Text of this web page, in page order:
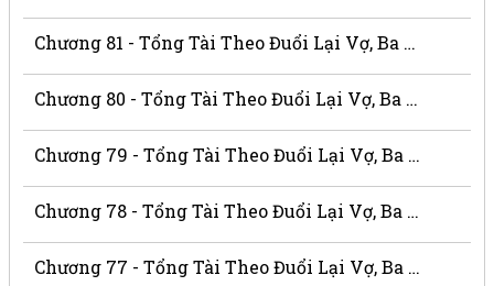
Chương 81 - Tổng Tài Theo Đuổi Lại Vợ, Ba Thật Là Xấu Xa
Chương 80 - Tổng Tài Theo Đuổi Lại Vợ, Ba Thật Là Xấu Xa
Chương 79 - Tổng Tài Theo Đuổi Lại Vợ, Ba Thật Là Xấu Xa
Chương 78 - Tổng Tài Theo Đuổi Lại Vợ, Ba Thật Là Xấu Xa
Chương 77 - Tổng Tài Theo Đuổi Lại Vợ, Ba Thật Là Xấu Xa